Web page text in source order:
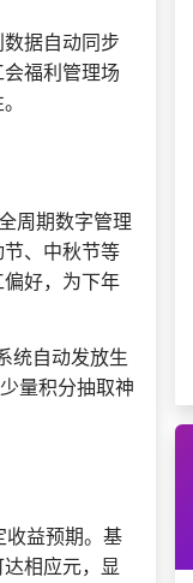
据自动同步
福利管理场
周期数字管理
、中秋节等
好，为下年
统自动发放生
量积分抽取神
收益预期。基
相应元，显